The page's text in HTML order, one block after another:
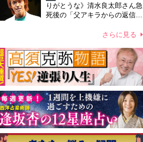
じた壮絶な撮影現場
りがとうな》清水良太郎さん急
死後の「父アキラからの返信」
さらに見る